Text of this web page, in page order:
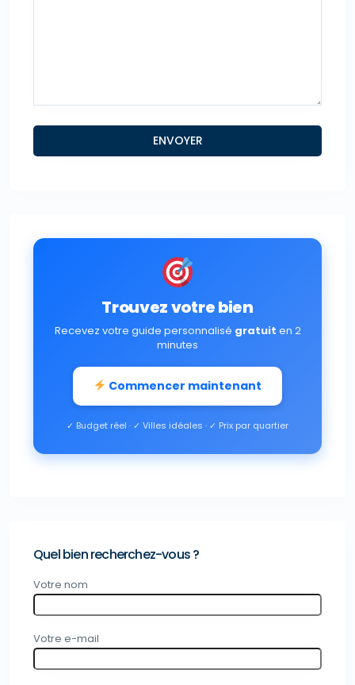
Trouvez votre bien
Recevez votre guide personnalisé gratuit en 2
minutes
Commencer maintenant
✓ Budget réel · ✓ Villes idéales · ✓ Prix par quartier
Quel bien recherchez-vous ?
Votre nom
Votre e-mail